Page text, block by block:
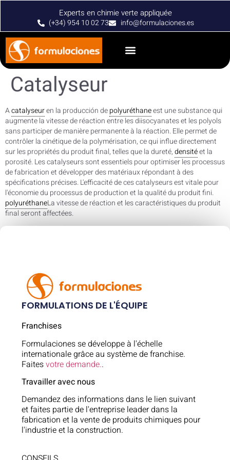
Experts en chimie verte appliquée
(+34) 954 10 02 73 info@formulaciones.es
Catalyseur
Acatalyseuren la producción depolyuréthaneest une substance qui
augmente la vitesse de réaction entre les diisocyanates et les polyols
sans participer de manière permanente à la réaction. Elle permet de
contrôler la cinétique de la polymérisation, ce qui influe directement
sur les propriétés du produit final, telles que la dureté,densitéet la
porosité. Les catalyseurs sont essentiels pour optimiser les processus
de fabrication et développer des matériaux répondant à des
spécifications précises. L'efficacité de ces catalyseurs est vitale pour
l'économie du processus de production et la qualité du produit fini.
polyuréthaneLa vitesse de réaction et les caractéristiques du produit
final seront affectées.
FORMULATIONS DE L'ÉQUIPE
Franchises
Formulaciones se développe à l'échelle
internationale grâce au système de franchise.
Faitesvotre demande..
Travailler avec nous
Demandez des informations dans le lien suivant
et faites partie de l'entreprise leader dans la
fabrication et la vente de produits chimiques pour
l'industrie et la construction.